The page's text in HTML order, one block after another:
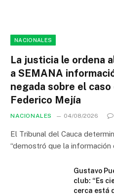
NACIONALES
La justicia le ordena
a SEMANA
negada sobre el
Federico Mejía
NACIONALES 04/08/2026
El Tribunal del Cauca
“demostró que la información
Gustavo
club: “Es
cerca está